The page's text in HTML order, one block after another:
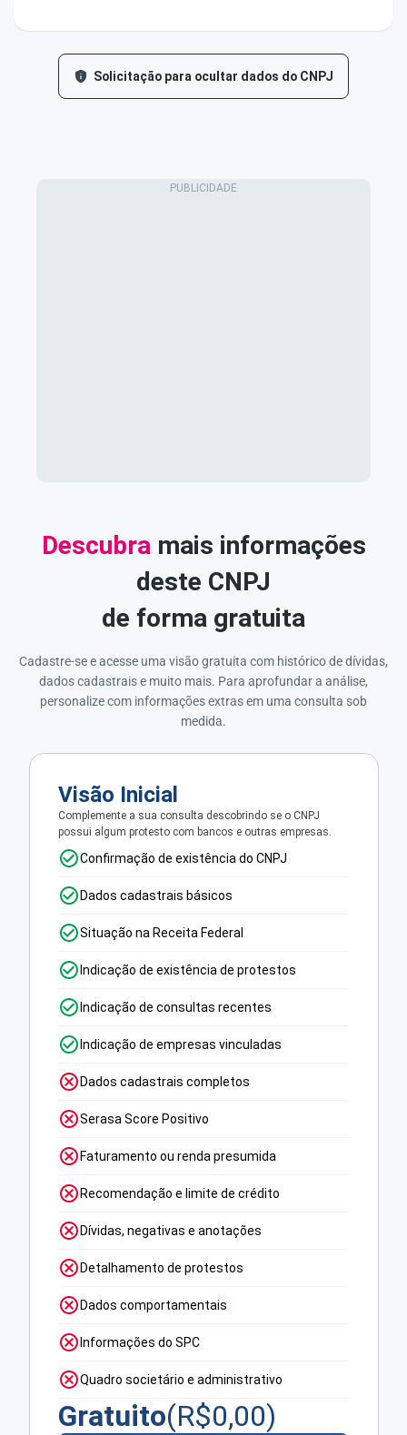
Solicitação para ocultar dados do CNPJ
Descubra mais informações
deste CNPJ
de forma gratuita
Cadastre-se e acesse uma visão gratuita com histórico de dívidas,
dados cadastrais e muito mais. Para aprofundar a análise,
personalize com informações extras em uma consulta sob
medida.
Visão Inicial
Complemente a sua consulta descobrindo se o CNPJ
possui algum protesto com bancos e outras empresas.
Confirmação de existência do CNPJ
Dados cadastrais básicos
Situação na Receita Federal
Indicação de existência de protestos
Indicação de consultas recentes
Indicação de empresas vinculadas
Dados cadastrais completos
Serasa Score Positivo
Faturamento ou renda presumida
Recomendação e limite de crédito
Dívidas, negativas e anotações
Detalhamento de protestos
Dados comportamentais
Informações do SPC
Quadro societário e administrativo
Gratuito(R$0,00)